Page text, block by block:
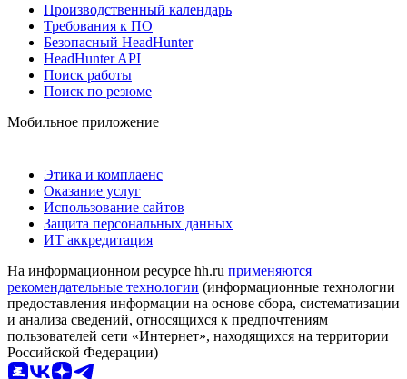
Производственный календарь
Требования к ПО
Безопасный HeadHunter
HeadHunter API
Поиск работы
Поиск по резюме
Мобильное приложение
Этика и комплаенс
Оказание услуг
Использование сайтов
Защита персональных данных
ИТ аккредитация
На информационном ресурсе hh.ru применяются
рекомендательные технологии (информационные технологии
предоставления информации на основе сбора, систематизации
и анализа сведений, относящихся к предпочтениям
пользователей сети «Интернет», находящихся на территории
Российской Федерации)